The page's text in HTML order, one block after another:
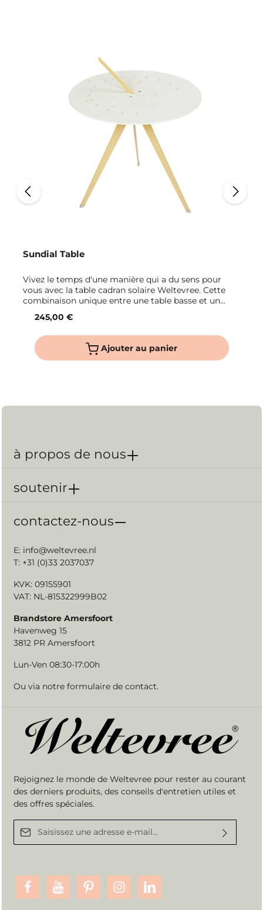
Sundial Table
Vivez le temps d'une manière qui a du sens pour
vous avec la table cadran solaire Weltevree. Cette
combinaison unique entre une table basse et un
Le cadran solaire universel fonctionne partout dans
soleil. Designée par Umut Yamac, la Sundial Table
existe en RAL 1002 et RAL 6013, avec un plateau RAL
1013. Personnalisez le tableau et utilisez les épingles
partenaire rentre du travail. Parce que la position de
le rythme du soleil. Apprenez-en plus sur le
fonctionnement de la table des cadrans solaires dans
245,00 €
Ajouter au panier
Rejoignez le monde de Weltevree pour rester au courant
des derniers produits, des conseils d'entretien utiles et
des offres spéciales.
Adresse e-mail*
contactez-nous
E: info@weltevree.nl
T: +31 (0)33 2037037
KVK: 09155901
VAT: NL-815322999B02
Brandstore Amersfoort
Havenweg 15
3812 PR Amersfoort
Lun-Ven 08:30-17:00h
Ou via notre formulaire de contact.
à propos de nous
soutenir